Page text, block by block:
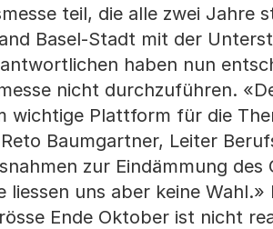
teil, die alle zwei Jahre
Basel-Stadt mit der
haben nun
nicht durchzuführen.
wichtige Plattform für die
Baumgartner, Leiter
zur Eindämmung des
uns aber keine Wahl.»
Ende Oktober ist nicht